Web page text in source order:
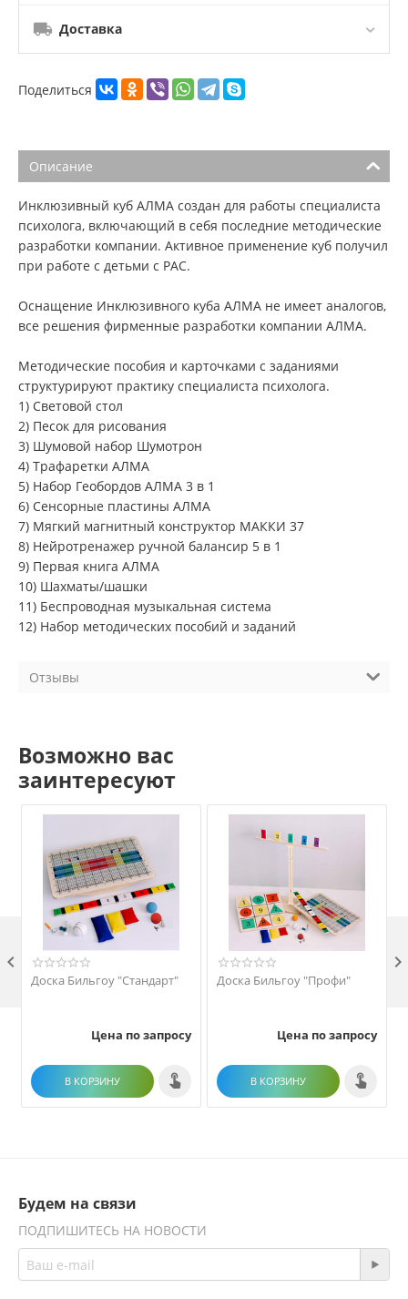
Доставка
Поделиться
Описание
Инклюзивный куб АЛМА создан для работы специалиста
психолога, включающий в себя последние методические
разработки компании. Активное применение куб получил
при работе с детьми с РАС.
Оснащение Инклюзивного куба АЛМА не имеет аналогов,
все решения фирменные разработки компании АЛМА.
Методические пособия и карточками с заданиями
структурируют практику специалиста психолога.
1) Световой стол
2) Песок для рисования
3) Шумовой набор Шумотрон
4) Трафаретки АЛМА
5) Набор Геобордов АЛМА 3 в 1
6) Сенсорные пластины АЛМА
7) Мягкий магнитный конструктор МАККИ 37
8) Нейротренажер ручной балансир 5 в 1
9) Первая книга АЛМА
10) Шахматы/шашки
11) Беспроводная музыкальная система
12) Набор методических пособий и заданий
Отзывы
Возможно вас
заинтересуют
Доска Бильгоу "Стандарт"
Цена по запросу
В КОРЗИНУ
Доска Бильгоу "Профи"
Цена по запросу
В КОРЗИНУ
 
Будем на связи
ПОДПИШИТЕСЬ НА НОВОСТИ